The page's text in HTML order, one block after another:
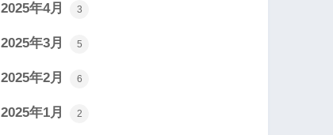
2025年4月 3
2025年3月 5
2025年2月 6
2025年1月 2